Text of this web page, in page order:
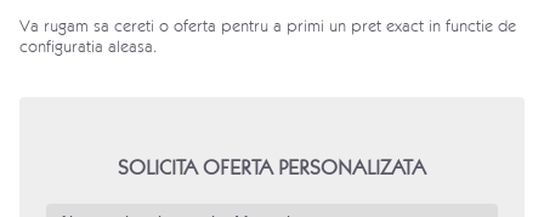
Va rugam sa cereti o oferta pentru a primi un pret exact in functie de
configuratia aleasa.
SOLICITA OFERTA PERSONALIZATA